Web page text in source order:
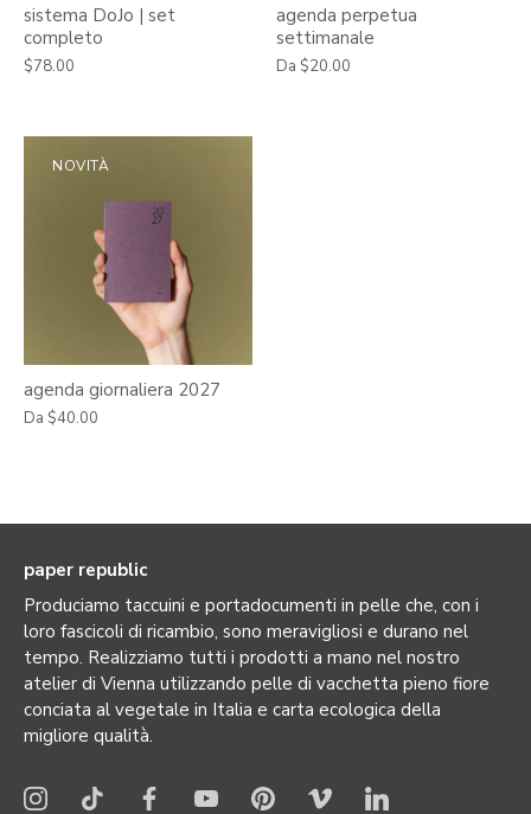
sistema DoJo | set
completo
$78.00
agenda perpetua
settimanale
Da $20.00
NOVITÀ
agenda giornaliera 2027
Da $40.00
paper republic
Produciamo taccuini e portadocumenti in pelle che, con i
loro fascicoli di ricambio, sono meravigliosi e durano nel
tempo. Realizziamo tutti i prodotti a mano nel nostro
atelier di Vienna utilizzando pelle di vacchetta pieno fiore
conciata al vegetale in Italia e carta ecologica della
migliore qualità.